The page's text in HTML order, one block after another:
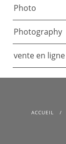
Photo
Photography
vente en ligne
ACCUEIL